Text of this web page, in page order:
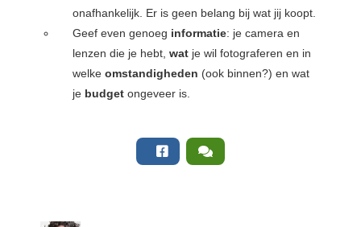
onafhankelijk. Er is geen belang bij wat jij koopt.
Geef even genoeg informatie: je camera en
lenzen die je hebt,wat je wil fotograferen en in
welke omstandigheden (ook binnen?) en wat
je budget ongeveer is.